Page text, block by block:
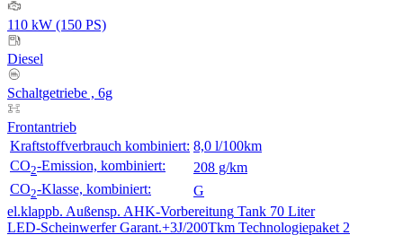
110 kW (150 PS)
Diesel
Schaltgetriebe , 6g
Frontantrieb
Kraftstoffverbrauch kombiniert: 8,0 l/100km
CO2-Emission, kombiniert:
208 g/km
CO2-Klasse, kombiniert:
G
el.klappb. Außensp. AHK-Vorbereitung Tank 70 Liter
LED-Scheinwerfer Garant.+3J/200Tkm Technologiepaket 2